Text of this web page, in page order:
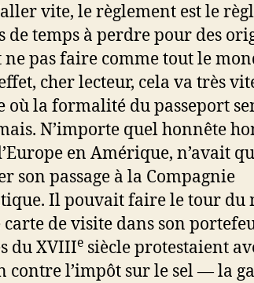
vite, le règlement est le
de temps à perdre pour des
pas faire comme tout le
cher lecteur, cela va très
où la formalité du passeport
N’importe quel honnête
en Amérique, n’avait
son passage à la Compagnie
Il pouvait faire le tour du
de visite dans son
du XVIIIe siècle protestaient
contre l’impôt sur le sel — la